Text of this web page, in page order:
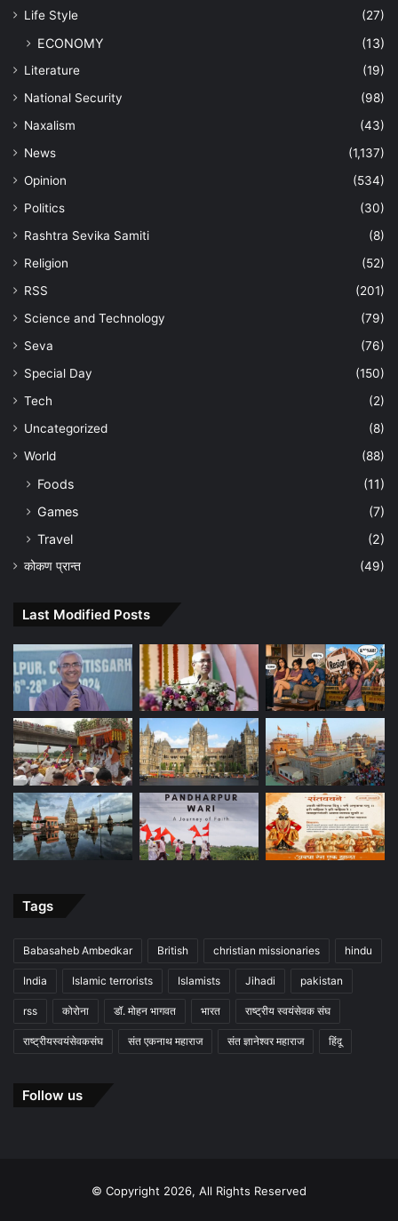
Life Style
(27)
ECONOMY (13)
Literature
(19)
National Security
(98)
Naxalism
(43)
News
(1,137)
Opinion
(534)
Politics
(30)
Rashtra Sevika Samiti
(8)
Religion
(52)
RSS
(201)
Science and Technology
(79)
Seva
(76)
Special Day
(150)
Tech
(2)
Uncategorized
(8)
World
(88)
Foods
(11)
Games
(7)
Travel
(2)
कोकण प्रान्त (49)
Last Modified Posts
Tags
Babasaheb Ambedkar British christian missionaries hindu
India Islamic terrorists Islamists Jihadi pakistan
rss कोरोना डॉ. मोहन भागवत भारत राष्ट्रीय स्वयंसेवक संघ
राष्ट्रीयस्वयंसेवकसंघ संत एकनाथ महाराज संत ज्ञानेश्वर महाराज हिंदू
Follow us
© Copyright 2026, All Rights Reserved